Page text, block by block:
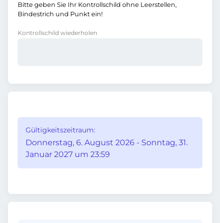
Bitte geben Sie Ihr Kontrollschild ohne Leerstellen,
Bindestrich und Punkt ein!
Kontrollschild wiederholen
Gültigkeitszeitraum:
Donnerstag, 6. August 2026 - Sonntag, 31.
Januar 2027 um 23:59